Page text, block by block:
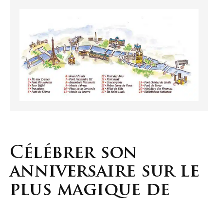
Célébrer son
anniversaire sur le
plus magique de